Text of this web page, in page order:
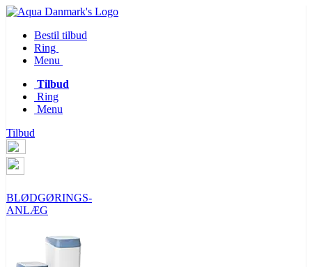
Bestil tilbud
Ring
Menu
Tilbud
Ring
Menu
Tilbud
BLØDGØRINGS-
ANLÆG